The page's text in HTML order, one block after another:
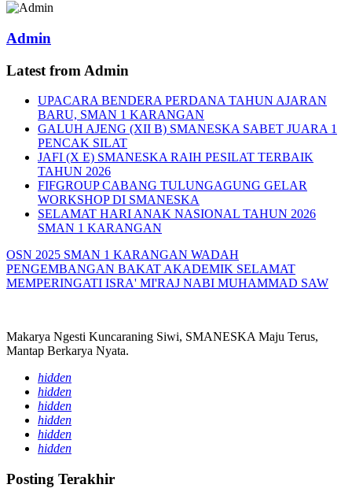
Admin
Latest from Admin
UPACARA BENDERA PERDANA TAHUN AJARAN
BARU, SMAN 1 KARANGAN
GALUH AJENG (XII B) SMANESKA SABET JUARA 1
PENCAK SILAT
JAFI (X E) SMANESKA RAIH PESILAT TERBAIK
TAHUN 2026
FIFGROUP CABANG TULUNGAGUNG GELAR
WORKSHOP DI SMANESKA
SELAMAT HARI ANAK NASIONAL TAHUN 2026
SMAN 1 KARANGAN
OSN 2025 SMAN 1 KARANGAN WADAH
PENGEMBANGAN BAKAT AKADEMIK SELAMAT
MEMPERINGATI ISRA' MI'RAJ NABI MUHAMMAD SAW
Makarya Ngesti Kuncaraning Siwi, SMANESKA Maju Terus,
Mantap Berkarya Nyata.
hidden
hidden
hidden
hidden
hidden
hidden
Posting Terakhir